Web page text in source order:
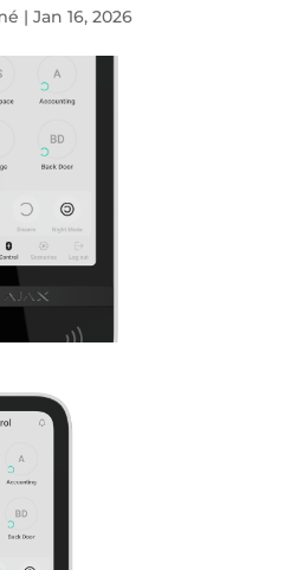
| Jan 16, 2026